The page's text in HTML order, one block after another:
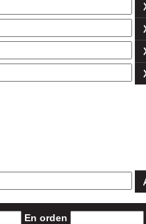
En orden